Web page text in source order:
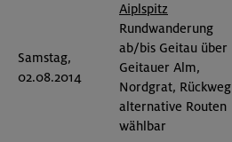
Samstag,
02.08.2014
Aiplspitz
Rundwanderung
ab/bis Geitau über
Geitauer Alm,
Nordgrat, Rückweg
alternative Routen
wählbar